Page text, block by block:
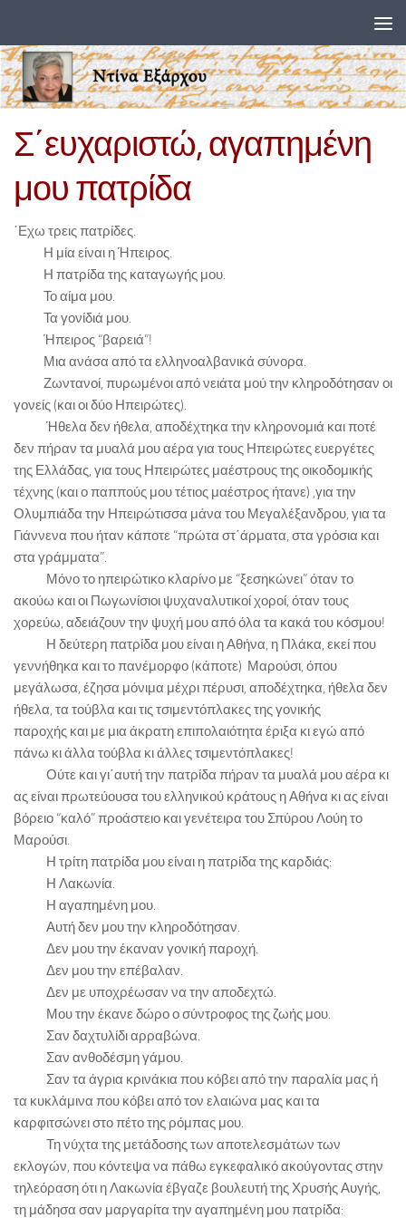
Σ΄ευχαριστώ, αγαπημένη
μου πατρίδα
΄Εχω τρεις πατρίδες.
Η μία είναι η Ήπειρος.
Η πατρίδα της καταγωγής μου.
Το αίμα μου.
Τα γονίδιά μου.
Ήπειρος “βαρειά”!
Μια ανάσα από τα ελληνοαλβανικά σύνορα.
Ζωντανοί, πυρωμένοι από νειάτα μού την κληροδότησαν οι
γονείς (και οι δύο Ηπειρώτες).
Ήθελα δεν ήθελα, αποδέχτηκα την κληρονομιά και ποτέ
δεν πήραν τα μυαλά μου αέρα για τους Ηπειρώτες ευεργέτες
της Ελλάδας, για τους Ηπειρώτες μαέστρους της οικοδομικής
τέχνης (και ο παππούς μου τέτιος μαέστρος ήτανε) ,για την
Ολυμπιάδα την Ηπειρώτισσα μάνα του Μεγαλέξανδρου, για τα
Γιάννενα που ήταν κάποτε “πρώτα στ΄άρματα, στα γρόσια και
στα γράμματα”.
Μόνο το ηπειρώτικο κλαρίνο με “ξεσηκώνει” όταν το
ακούω και οι Πωγωνίσιοι ψυχαναλυτικοί χοροί, όταν τους
χορεύω, αδειάζουν την ψυχή μου από όλα τα κακά του κόσμου!
Η δεύτερη πατρίδα μου είναι η Αθήνα, η Πλάκα, εκεί που
γεννήθηκα και το πανέμορφο (κάποτε) Μαρούσι, όπου
μεγάλωσα, έζησα μόνιμα μέχρι πέρυσι, αποδέχτηκα, ήθελα δεν
ήθελα, τα τούβλα και τις τσιμεντόπλακες της γονικής
παροχής και με μια άκρατη επιπολαιότητα έριξα κι εγώ από
πάνω κι άλλα τούβλα κι άλλες τσιμεντόπλακες!
Ούτε και γι΄αυτή την πατρίδα πήραν τα μυαλά μου αέρα κι
ας είναι πρωτεύουσα του ελληνικού κράτους η Αθήνα κι ας είναι
βόρειο “καλό” προάστειο και γενέτειρα του Σπύρου Λούη το
Μαρούσι.
Η τρίτη πατρίδα μου είναι η πατρίδα της καρδιάς:
Η Λακωνία.
Η αγαπημένη μου.
Αυτή δεν μου την κληροδότησαν.
Δεν μου την έκαναν γονική παροχή.
Δεν μου την επέβαλαν.
Δεν με υποχρέωσαν να την αποδεχτώ.
Μου την έκανε δώρο ο σύντροφος της ζωής μου.
Σαν δαχτυλίδι αρραβώνα.
Σαν ανθοδέσμη γάμου.
Σαν τα άγρια κρινάκια που κόβει από την παραλία μας ή
τα κυκλάμινα που κόβει από τον ελαιώνα μας και τα
καρφιτσώνει στο πέτο της ρόμπας μου.
Τη νύχτα της μετάδοσης των αποτελεσμάτων των
εκλογών, που κόντεψα να πάθω εγκεφαλικό ακούγοντας στην
τηλεόραση ότι η Λακωνία έβγαζε βουλευτή της Χρυσής Αυγής,
τη μάδησα σαν μαργαρίτα την αγαπημένη μου πατρίδα: